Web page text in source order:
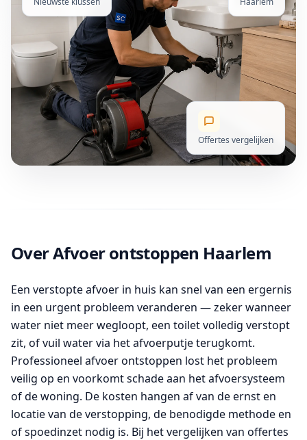
Offertes vergelijken
Over Afvoer ontstoppen Haarlem
Een verstopte afvoer in huis kan snel van een ergernis
in een urgent probleem veranderen — zeker wanneer
water niet meer wegloopt, een toilet volledig verstopt
zit, of vuil water via het afvoerputje terugkomt.
Professioneel afvoer ontstoppen lost het probleem
veilig op en voorkomt schade aan het afvoersysteem
of de woning. De kosten hangen af van de ernst en
locatie van de verstopping, de benodigde methode en
of spoedinzet nodig is. Bij het vergelijken van offertes